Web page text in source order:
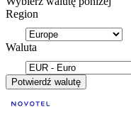
Region
Waluta
Potwierdź walutę